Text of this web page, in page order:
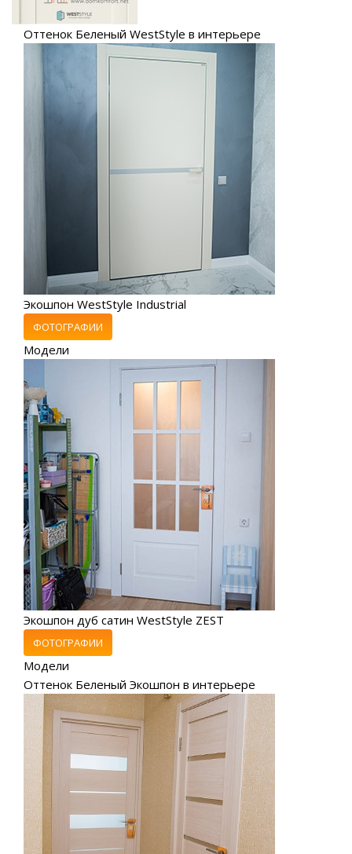
Оттенок Беленый WestStyle в интерьере
Экошпон WestStyle Industrial
ФОТОГРАФИИ
Модели
Экошпон дуб сатин WestStyle ZEST
ФОТОГРАФИИ
Модели
Оттенок Беленый Экошпон в интерьере